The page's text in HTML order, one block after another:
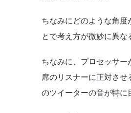
ちなみにどのような角
とで考え方が微妙に異な
ちなみに、プロセッサ
席のリスナーに正対さ
のツイーターの音が特に